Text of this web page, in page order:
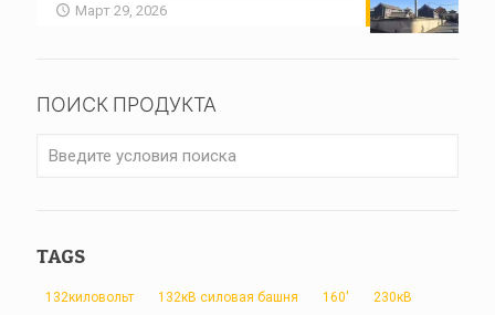
Март 29, 2026
ПОИСК ПРОДУКТА
TAGS
132киловольт 132кВ силовая башня 160' 230кВ